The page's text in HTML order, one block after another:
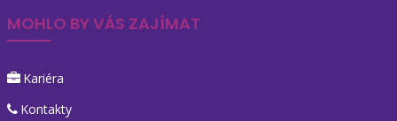
MOHLO BY VÁS ZAJÍMAT
Kariéra
Kontakty